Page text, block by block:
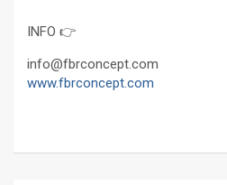
INFO 👉
info@fbrconcept.com
www.fbrconcept.com